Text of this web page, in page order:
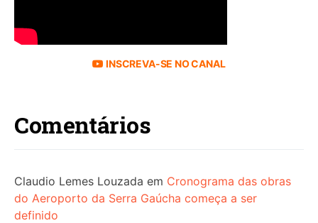
INSCREVA-SE NO CANAL
Comentários
Claudio Lemes Louzada em Cronograma das obras
do Aeroporto da Serra Gaúcha começa a ser
definido